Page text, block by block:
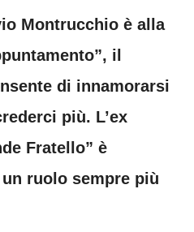
Montrucchio è alla
il
di innamorarsi
più. L’ex
Fratello” è
ruolo sempre più